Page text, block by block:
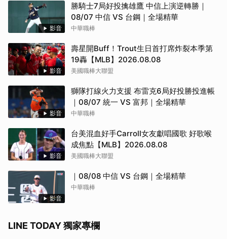
影音
勝騎士7局好投擒雄鷹 中信上演逆轉勝｜
08/07 中信 VS 台鋼｜全場精華
中華職棒
影音
壽星開Buff！Trout生日首打席炸裂本季第
19轟【MLB】2026.08.08
美國職棒大聯盟
影音
獅隊打線火力支援 布雷克6局好投勝投進帳
｜08/07 統一 VS 富邦｜全場精華
中華職棒
影音
台美混血好手Carroll女友獻唱國歌 好歌喉
成焦點【MLB】2026.08.08
美國職棒大聯盟
影音
｜08/08 中信 VS 台鋼｜全場精華
中華職棒
LINE TODAY 獨家專欄